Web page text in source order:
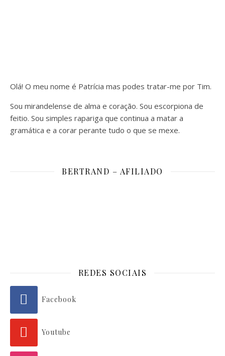
Olá! O meu nome é Patrícia mas podes tratar-me por Tim.
Sou mirandelense de alma e coração. Sou escorpiona de
feitio. Sou simples rapariga que continua a matar a
gramática e a corar perante tudo o que se mexe.
BERTRAND – AFILIADO
REDES SOCIAIS
Facebook
Youtube